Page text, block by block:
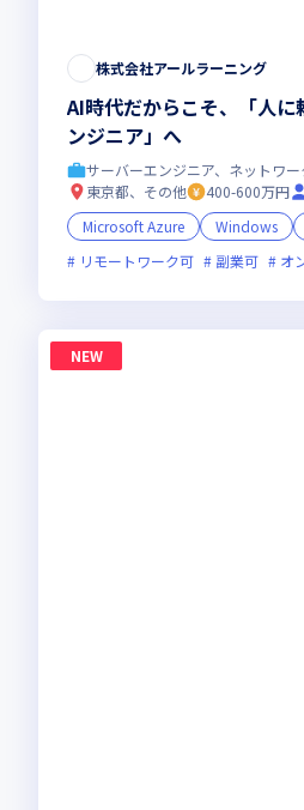
株式会社アールラーニング
AI時代だからこそ、「人に
ンジニア」へ
サーバーエンジニア、ネットワ
東京都、その他
400-600万円
Microsoft Azure
Windows
リモートワーク可
副業可 オ
NEW